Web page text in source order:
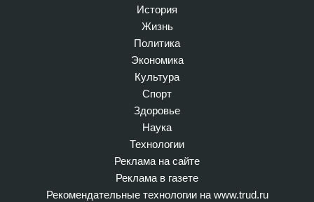
История
Жизнь
Политика
Экономика
Культура
Спорт
Здоровье
Наука
Технологии
Реклама на сайте
Реклама в газете
Рекомендательные технологии на www.trud.ru